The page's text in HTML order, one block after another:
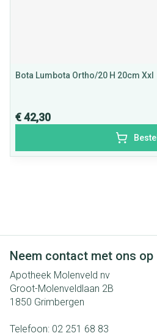
Bota Lumbota Ortho/20 H 20cm Xxl
€ 42,30
Bestel
Neem contact met ons op
Apotheek Molenveld nv
Groot-Molenveldlaan 2B
1850 Grimbergen
Telefoon: 02 251 68 83